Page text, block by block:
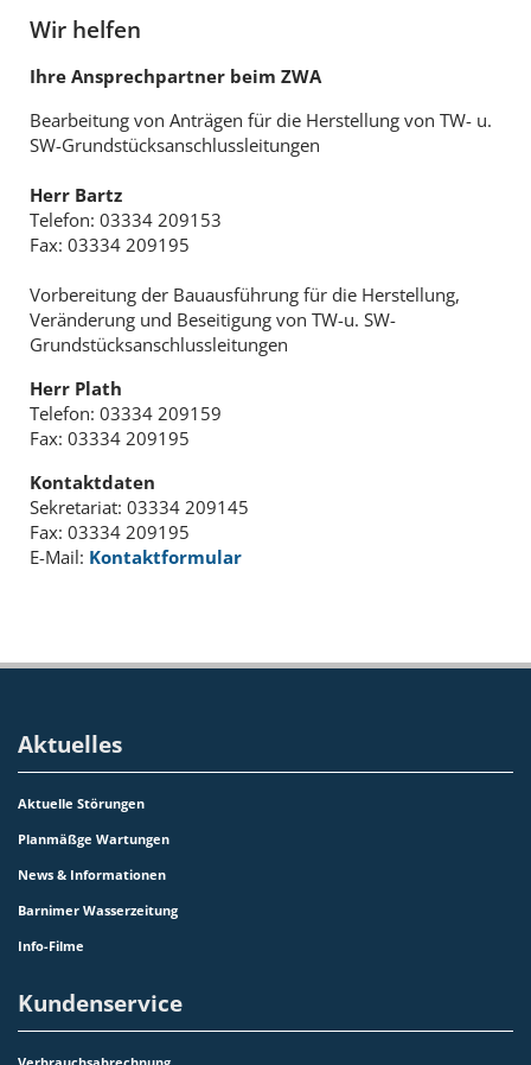
Wir helfen
Ihre Ansprechpartner beim ZWA
Bearbeitung von Anträgen für die Herstellung von TW- u.
SW-Grundstücksanschlussleitungen
Herr Bartz
Telefon: 03334 209153
Fax: 03334 209195
Vorbereitung der Bauausführung für die Herstellung,
Veränderung und Beseitigung von TW-u. SW-
Grundstücksanschlussleitungen
Herr Plath
Telefon: 03334 209159
Fax: 03334 209195
Kontaktdaten
Sekretariat: 03334 209145
Fax: 03334 209195
E-Mail: Kontaktformular
Aktuelles
Aktuelle Störungen
Planmäßge Wartungen
News & Informationen
Barnimer Wasserzeitung
Info-Filme
Kundenservice